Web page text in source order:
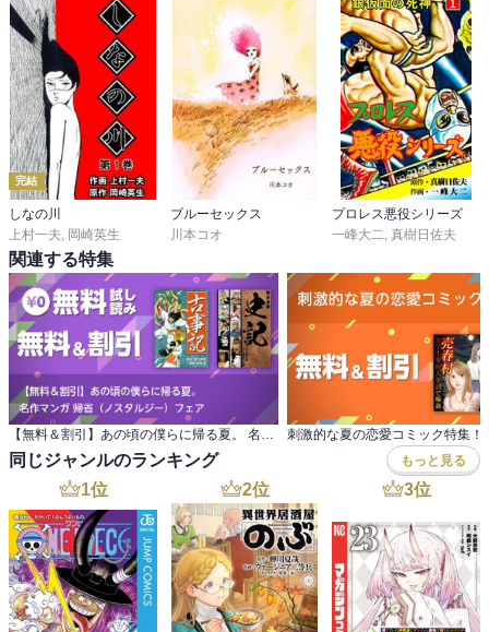
完結
しなの川
上村一夫 岡崎英生
ブルーセックス
川本コオ
プロレス悪役シリーズ
一峰大二 真樹日佐夫
関連する特集
刺激的な夏の恋愛コミック特集！
同じジャンルのランキング もっと見る
1位 2位 3位